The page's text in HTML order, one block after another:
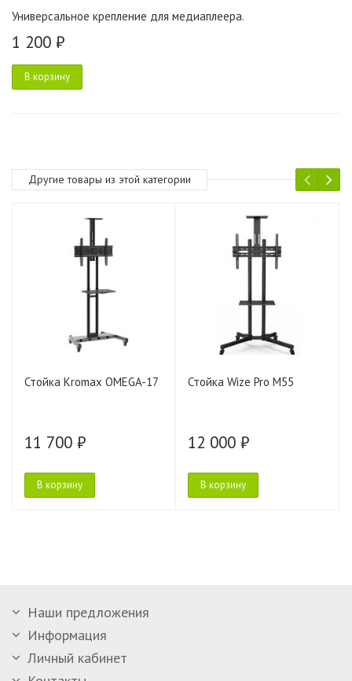
Универсальное крепление для медиаплеера.
1 200 ₽
В корзину
Другие товары из этой категории
Стойка Kromax OMEGA-17
11 700 ₽
В корзину
Стойка Wize Pro M55
12 000 ₽
В корзину
Наши предложения
Информация
Личный кабинет